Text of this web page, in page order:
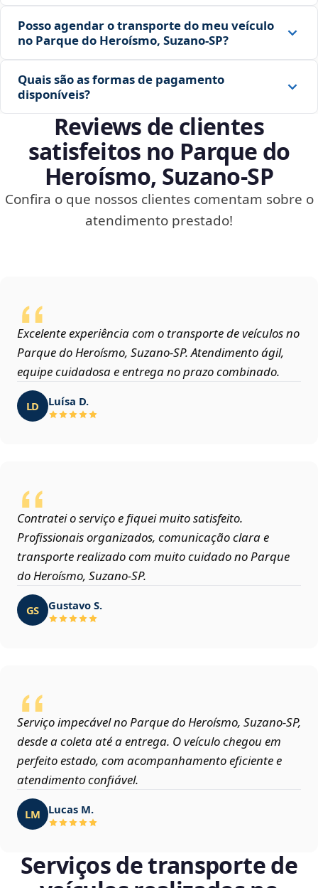
Posso agendar o transporte do meu veículo
no Parque do Heroísmo, Suzano‑SP?
Quais são as formas de pagamento
disponíveis?
Reviews de clientes
satisfeitos no Parque do
Heroísmo, Suzano‑SP
Confira o que nossos clientes comentam sobre o
atendimento prestado!
Excelente experiência com o transporte de veículos no
Parque do Heroísmo, Suzano‑SP. Atendimento ágil,
equipe cuidadosa e entrega no prazo combinado.
LD Luísa D.
Contratei o serviço e fiquei muito satisfeito.
Profissionais organizados, comunicação clara e
transporte realizado com muito cuidado no Parque
do Heroísmo, Suzano‑SP.
GS Gustavo S.
Serviço impecável no Parque do Heroísmo, Suzano‑SP,
desde a coleta até a entrega. O veículo chegou em
perfeito estado, com acompanhamento eficiente e
atendimento confiável.
LM Lucas M.
Serviços de transporte de